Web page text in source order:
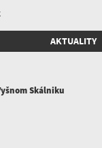
AKTUALITY
Skálniku